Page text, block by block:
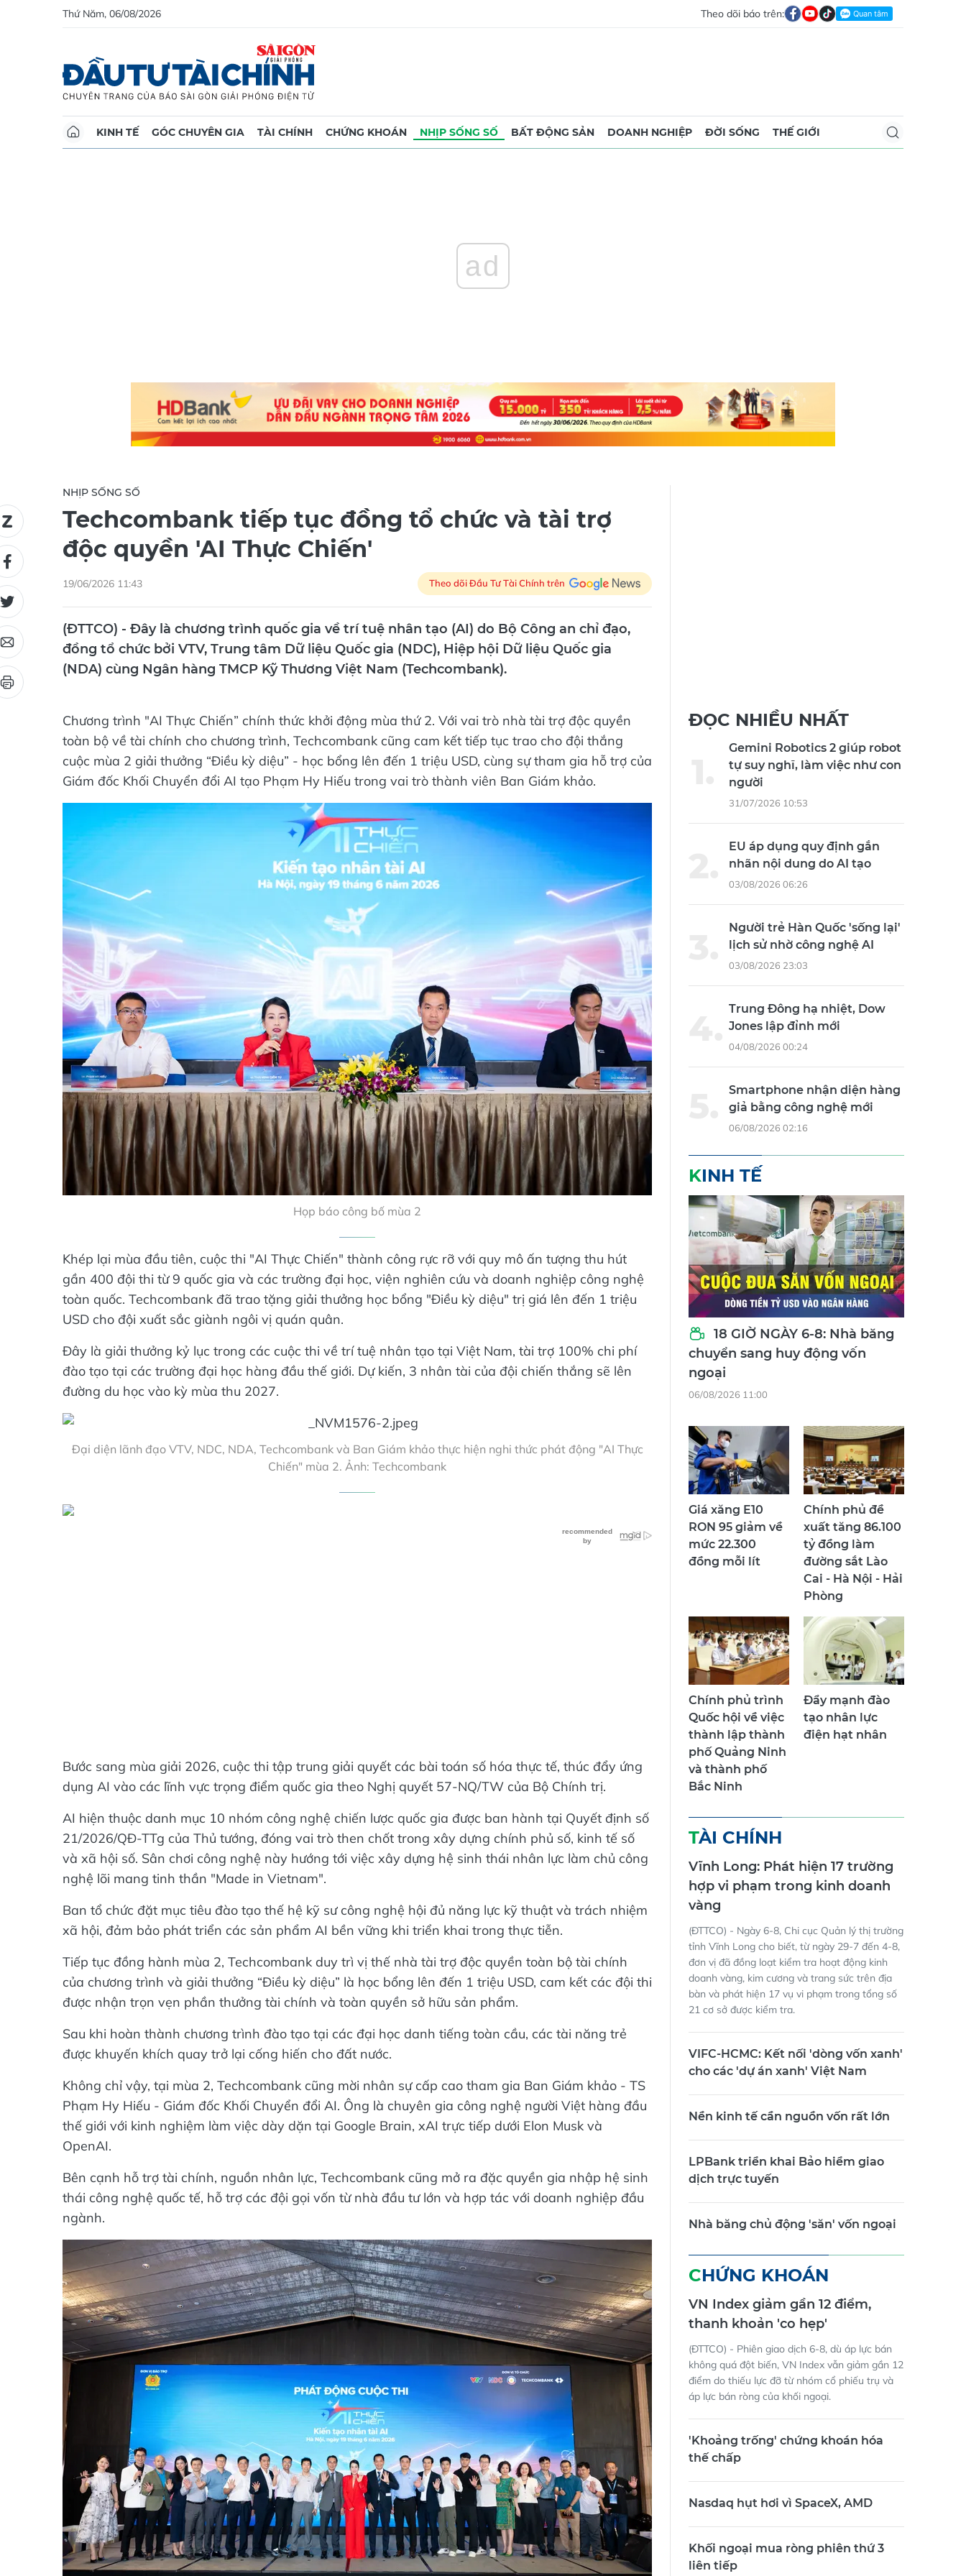
Thứ Năm, 06/08/2026 Theo dõi báo trên:
KINH TẾ GÓC CHUYÊN GIA TÀI CHÍNH CHỨNG KHOÁN NHỊP SỐNG SỐ BẤT ĐỘNG SẢN DOANH NGHIỆP ĐỜI SỐNG THẾ GIỚI
ad
NHỊP SỐNG SỐ
Techcombank tiếp tục đồng tổ chức và tài trợ
độc quyền 'AI Thực Chiến'
19/06/2026 11:43 Theo dõi Đầu Tư Tài Chính trên
(ĐTTCO) - Đây là chương trình quốc gia về trí tuệ nhân tạo (AI) do Bộ Công an chỉ đạo,
đồng tổ chức bởi VTV, Trung tâm Dữ liệu Quốc gia (NDC), Hiệp hội Dữ liệu Quốc gia
(NDA) cùng Ngân hàng TMCP Kỹ Thương Việt Nam (Techcombank).
Chương trình "AI Thực Chiến” chính thức khởi động mùa thứ 2. Với vai trò nhà tài trợ độc quyền
toàn bộ về tài chính cho chương trình, Techcombank cũng cam kết tiếp tục trao cho đội thắng
cuộc mùa 2 giải thưởng “Điều kỳ diệu” - học bổng lên đến 1 triệu USD, cùng sự tham gia hỗ trợ của
Giám đốc Khối Chuyển đổi AI tạo Phạm Hy Hiếu trong vai trò thành viên Ban Giám khảo.
Họp báo công bố mùa 2
Khép lại mùa đầu tiên, cuộc thi "AI Thực Chiến" thành công rực rỡ với quy mô ấn tượng thu hút
gần 400 đội thi từ 9 quốc gia và các trường đại học, viện nghiên cứu và doanh nghiệp công nghệ
toàn quốc. Techcombank đã trao tặng giải thưởng học bổng "Điều kỳ diệu" trị giá lên đến 1 triệu
USD cho đội xuất sắc giành ngôi vị quán quân.
Đây là giải thưởng kỷ lục trong các cuộc thi về trí tuệ nhân tạo tại Việt Nam, tài trợ 100% chi phí
đào tạo tại các trường đại học hàng đầu thế giới. Dự kiến, 3 nhân tài của đội chiến thắng sẽ lên
đường du học vào kỳ mùa thu 2027.
Đại diện lãnh đạo VTV, NDC, NDA, Techcombank và Ban Giám khảo thực hiện nghi thức phát động "AI Thực
Chiến" mùa 2. Ảnh: Techcombank
Bước sang mùa giải 2026, cuộc thi tập trung giải quyết các bài toán số hóa thực tế, thúc đẩy ứng
dụng AI vào các lĩnh vực trọng điểm quốc gia theo Nghị quyết 57-NQ/TW của Bộ Chính trị.
AI hiện thuộc danh mục 10 nhóm công nghệ chiến lược quốc gia được ban hành tại Quyết định số
21/2026/QĐ-TTg của Thủ tướng, đóng vai trò then chốt trong xây dựng chính phủ số, kinh tế số
và xã hội số. Sân chơi công nghệ này hướng tới việc xây dựng hệ sinh thái nhân lực làm chủ công
nghệ lõi mang tinh thần "Made in Vietnam".
Ban tổ chức đặt mục tiêu đào tạo thế hệ kỹ sư công nghệ hội đủ năng lực kỹ thuật và trách nhiệm
xã hội, đảm bảo phát triển các sản phẩm AI bền vững khi triển khai trong thực tiễn.
Tiếp tục đồng hành mùa 2, Techcombank duy trì vị thế nhà tài trợ độc quyền toàn bộ tài chính
của chương trình và giải thưởng “Điều kỳ diệu” là học bổng lên đến 1 triệu USD, cam kết các đội thi
được nhận trọn vẹn phần thưởng tài chính và toàn quyền sở hữu sản phẩm.
Sau khi hoàn thành chương trình đào tạo tại các đại học danh tiếng toàn cầu, các tài năng trẻ
được khuyến khích quay trở lại cống hiến cho đất nước.
Không chỉ vậy, tại mùa 2, Techcombank cũng mời nhân sự cấp cao tham gia Ban Giám khảo - TS
Phạm Hy Hiếu - Giám đốc Khối Chuyển đổi AI. Ông là chuyên gia công nghệ người Việt hàng đầu
thế giới với kinh nghiệm làm việc dày dặn tại Google Brain, xAI trực tiếp dưới Elon Musk và
OpenAI.
Bên cạnh hỗ trợ tài chính, nguồn nhân lực, Techcombank cũng mở ra đặc quyền gia nhập hệ sinh
thái công nghệ quốc tế, hỗ trợ các đội gọi vốn từ nhà đầu tư lớn và hợp tác với doanh nghiệp đầu
ngành.
ĐỌC NHIỀU NHẤT
Gemini Robotics 2 giúp robot
tự suy nghĩ, làm việc như con
người
EU áp dụng quy định gắn
nhãn nội dung do AI tạo
Người trẻ Hàn Quốc 'sống lại'
lịch sử nhờ công nghệ AI
Trung Đông hạ nhiệt, Dow
Jones lập đỉnh mới
Smartphone nhận diện hàng
giả bằng công nghệ mới
KINH TẾ
18 GIỜ NGÀY 6-8: Nhà băng
chuyển sang huy động vốn
ngoại
Giá xăng E10
RON 95 giảm về
mức 22.300
đồng mỗi lít
Chính phủ đề
xuất tăng 86.100
tỷ đồng làm
đường sắt Lào
Cai - Hà Nội - Hải
Phòng
Chính phủ trình
Quốc hội về việc
thành lập thành
phố Quảng Ninh
và thành phố
Bắc Ninh
Đẩy mạnh đào
tạo nhân lực
điện hạt nhân
TÀI CHÍNH
Vĩnh Long: Phát hiện 17 trường
hợp vi phạm trong kinh doanh
vàng
(ĐTTCO) - Ngày 6-8, Chi cục Quản lý thị trường
tỉnh Vĩnh Long cho biết, từ ngày 29-7 đến 4-8,
đơn vị đã đồng loạt kiểm tra hoạt động kinh
doanh vàng, kim cương và trang sức trên địa
bàn và phát hiện 17 vụ vi phạm trong tổng số
21 cơ sở được kiểm tra.
VIFC-HCMC: Kết nối 'dòng vốn xanh'
cho các 'dự án xanh' Việt Nam
Nền kinh tế cần nguồn vốn rất lớn
LPBank triển khai Bảo hiểm giao
dịch trực tuyến
Nhà băng chủ động 'săn' vốn ngoại
CHỨNG KHOÁN
VN Index giảm gần 12 điểm,
thanh khoản 'co hẹp'
(ĐTTCO) - Phiên giao dịch 6-8, dù áp lực bán
không quá đột biến, VN Index vẫn giảm gần 12
điểm do thiếu lực đỡ từ nhóm cổ phiếu trụ và
áp lực bán ròng của khối ngoại.
'Khoảng trống' chứng khoán hóa
thế chấp
Nasdaq hụt hơi vì SpaceX, AMD
Khối ngoại mua ròng phiên thứ 3
liên tiếp